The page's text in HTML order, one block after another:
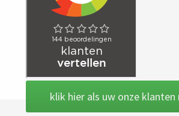
klik hier als uw onze